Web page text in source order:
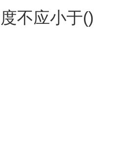
不应小于()